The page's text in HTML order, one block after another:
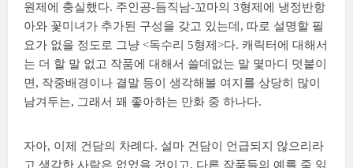
원제에 충실했다. 주인공-듬직남-꼬마의 3형제에 냉정반항
아와 꽃미녀가 추가된 구성을 갖고 있는데, 따로 설명할 필
요가 없을 정도로 그냥 <독수리 5형제>다. 캐릭터에 대해서
는 더 할 말 없고 작품에 대해서 쓸데없는 말 몇마디 덧붙이
면, 작중배경이나 결말 등이 생각해볼 여지를 상당히 많이
남겨두는, 그래서 꽤 좋아하는 만화 중 하나다.
자아, 이제 건담의 차례다. 설마 건담이 언급되지 않으리라
고 생각한 사람은 없었을 것이고, 다른 작품들의 예를 죽 읽